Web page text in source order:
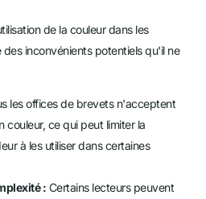
de la couleur dans les
inconvénients potentiels qu'il ne
les offices de brevets n'acceptent
couleur, ce qui peut limiter la
à les utiliser dans certaines
: Certains lecteurs peuvent